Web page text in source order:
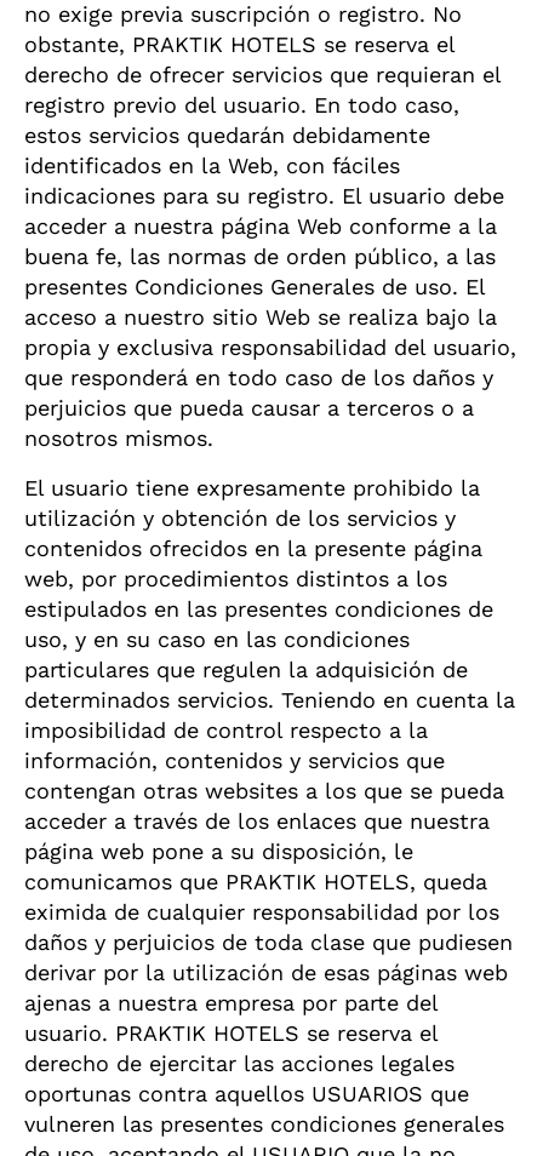
no exige previa suscripción o registro. No
obstante, PRAKTIK HOTELS se reserva el
derecho de ofrecer servicios que requieran el
registro previo del usuario. En todo caso,
estos servicios quedarán debidamente
identificados en la Web, con fáciles
indicaciones para su registro. El usuario debe
acceder a nuestra página Web conforme a la
buena fe, las normas de orden público, a las
presentes Condiciones Generales de uso. El
acceso a nuestro sitio Web se realiza bajo la
propia y exclusiva responsabilidad del usuario,
que responderá en todo caso de los daños y
perjuicios que pueda causar a terceros o a
nosotros mismos.
El usuario tiene expresamente prohibido la
utilización y obtención de los servicios y
contenidos ofrecidos en la presente página
web, por procedimientos distintos a los
estipulados en las presentes condiciones de
uso, y en su caso en las condiciones
particulares que regulen la adquisición de
determinados servicios. Teniendo en cuenta la
imposibilidad de control respecto a la
información, contenidos y servicios que
contengan otras websites a los que se pueda
acceder a través de los enlaces que nuestra
página web pone a su disposición, le
comunicamos que PRAKTIK HOTELS, queda
eximida de cualquier responsabilidad por los
daños y perjuicios de toda clase que pudiesen
derivar por la utilización de esas páginas web
ajenas a nuestra empresa por parte del
usuario. PRAKTIK HOTELS se reserva el
derecho de ejercitar las acciones legales
oportunas contra aquellos USUARIOS que
vulneren las presentes condiciones generales